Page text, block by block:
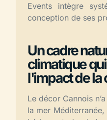
Events intègre
conception de ses
Un cadre
climatique
l'impact de la
Le décor Cannois
la mer